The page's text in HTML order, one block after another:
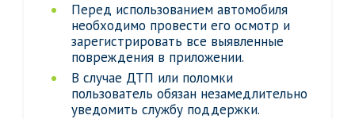
Перед использованием автомобиля
необходимо провести его осмотр и
зарегистрировать все выявленные
повреждения в приложении.
В случае ДТП или поломки
пользователь обязан незамедлительно
уведомить службу поддержки.